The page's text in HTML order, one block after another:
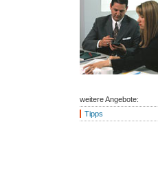
weitere Angebote:
Tipps